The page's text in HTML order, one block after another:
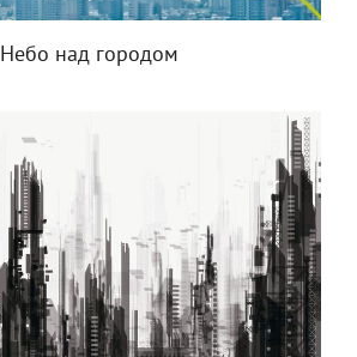
Небо над городом